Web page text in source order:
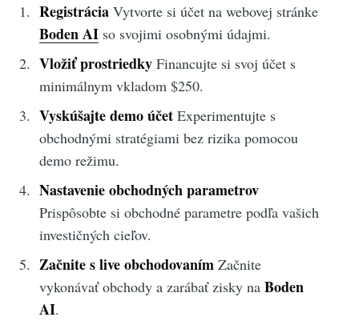
RegistráciaVytvorte si účet na webovej stránke
Boden AIso svojimi osobnými údajmi.
Vložiť prostriedkyFinancujte si svoj účet s
minimálnym vkladom $250.
Vyskúšajte demo účetExperimentujte s
obchodnými stratégiami bez rizika pomocou
demo režimu.
Nastavenie obchodných parametrov
Prispôsobte si obchodné parametre podľa vašich
investičných cieľov.
Začnite s live obchodovanímZačnite
vykonávať obchody a zarábať zisky na Boden
AI.